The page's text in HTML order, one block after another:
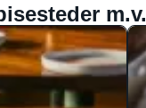
m.v.